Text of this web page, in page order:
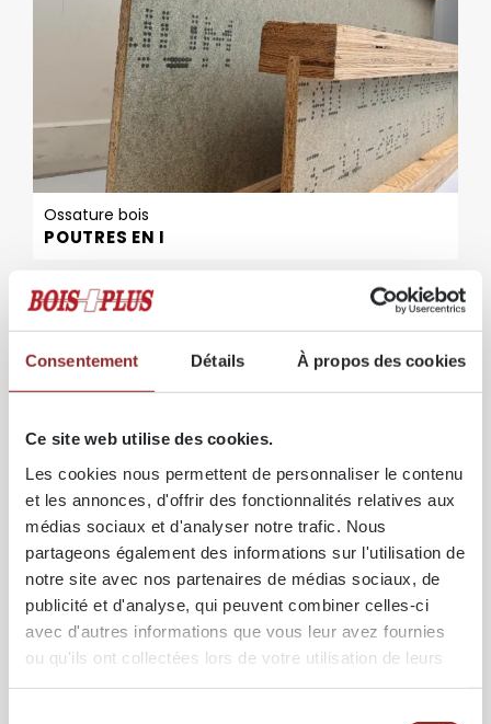
Consentement Détails À propos des cookies
Ce site web utilise des cookies.
Les cookies nous permettent de personnaliser le contenu
et les annonces, d'offrir des fonctionnalités relatives aux
médias sociaux et d'analyser notre trafic. Nous
partageons également des informations sur l'utilisation de
notre site avec nos partenaires de médias sociaux, de
publicité et d'analyse, qui peuvent combiner celles-ci
avec d'autres informations que vous leur avez fournies
ou qu'ils ont collectées lors de votre utilisation de leurs
Ossature bois
POUTRES EN I
Ossature bois
LAMELLÉ‑COLLÉ (GLULAM)